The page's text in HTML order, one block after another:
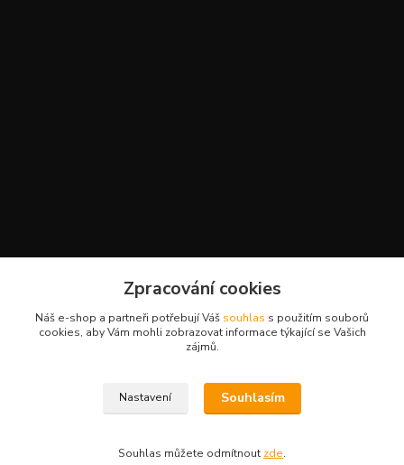
+420 777 959 094
(Po-Pá, 8-16 hod.)
Zpracování cookies
Náš e-shop a partneři potřebují Váš souhlas s použitím souborů
cookies, aby Vám mohli zobrazovat informace týkající se Vašich
zájmů.
Nastavení Souhlasím
Souhlas můžete odmítnout zde.